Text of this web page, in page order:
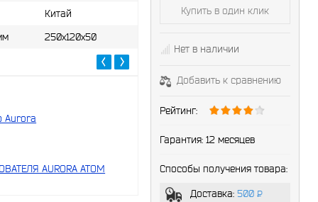
Китай
250x120x50
Aurora
AURORA ATOM
Купить в один клик
Нет в наличии
Добавить к сравнению
Рейтинг:
Гарантия: 12 месяцев
Способы получения товара:
Доставка: 500P
-